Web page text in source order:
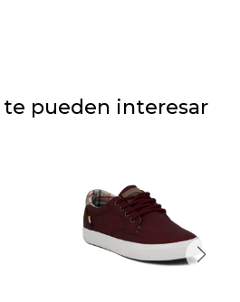
pueden interesar